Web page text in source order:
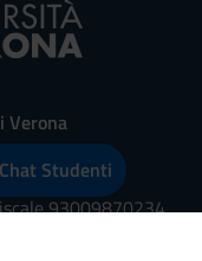
Verona
8
93009870234
Studenti